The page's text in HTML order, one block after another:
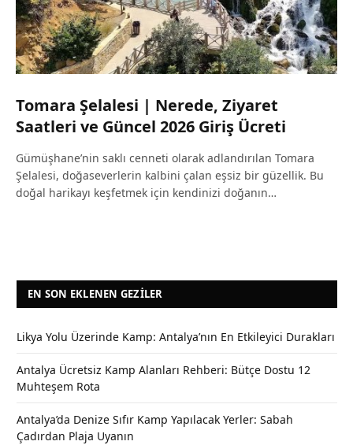
Tomara Şelalesi | Nerede, Ziyaret
Saatleri ve Güncel 2026 Giriş Ücreti
Gümüşhane’nin saklı cenneti olarak adlandırılan Tomara
Şelalesi, doğaseverlerin kalbini çalan eşsiz bir güzellik. Bu
doğal harikayı keşfetmek için kendinizi doğanın…
EN SON EKLENEN GEZILER
Likya Yolu Üzerinde Kamp: Antalya’nın En Etkileyici Durakları
Antalya Ücretsiz Kamp Alanları Rehberi: Bütçe Dostu 12
Muhteşem Rota
Antalya’da Denize Sıfır Kamp Yapılacak Yerler: Sabah
Çadırdan Plaja Uyanın